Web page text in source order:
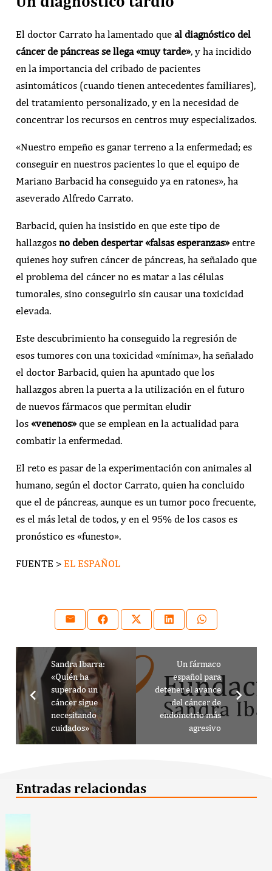
El doctor Carrato ha lamentado que al diagnóstico del
cáncer de páncreas se llega «muy tarde», y ha incidido
en la importancia del cribado de pacientes
asintomáticos (cuando tienen antecedentes familiares),
del tratamiento personalizado, y en la necesidad de
concentrar los recursos en centros muy especializados.
«Nuestro empeño es ganar terreno a la enfermedad; es
conseguir en nuestros pacientes lo que el equipo de
Mariano Barbacid ha conseguido ya en ratones», ha
aseverado Alfredo Carrato.
Barbacid, quien ha insistido en que este tipo de
hallazgos no deben despertar «falsas esperanzas»entre
quienes hoy sufren cáncer de páncreas, ha señalado que
el problema del cáncer no es matar a las células
tumorales, sino conseguirlo sin causar una toxicidad
elevada.
Este descubrimiento ha conseguido la regresión de
esos tumores con una toxicidad «mínima», ha señalado
el doctor Barbacid, quien ha apuntado que los
hallazgos abren la puerta a la utilización en el futuro
de nuevos fármacos que permitan eludir
los «venenos»que se emplean en la actualidad para
combatir la enfermedad.
El reto es pasar de la experimentación con animales al
humano, según el doctor Carrato, quien ha concluido
que el de páncreas, aunque es un tumor poco frecuente,
es el más letal de todos, y en el 95% de los casos es
pronóstico es «funesto».
FUENTE > EL ESPAÑOL
Sandra Ibarra:
«Quién ha
superado un
cáncer sigue
necesitando
cuidados»
Un fármaco
español para
detener el avance
del cáncer de
endometrio más
agresivo
Entradas relaciondas